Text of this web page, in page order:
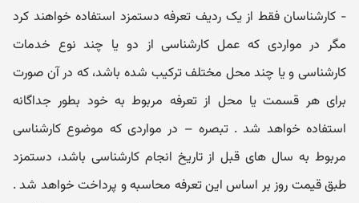
- کارشناسان فقط از یک ردیف تعرفه دستمزد استفاده خواهند کرد
مگر در مواردی که عمل کارشناسی از دو یا چند نوع خدمات
کارشناسی و یا چند محل مختلف ترکیب شده باشد، که در آن صورت
برای هر قسمت یا محل از تعرفه مربوط به خود بطور جداگانه
استفاده خواهد شد . تبصره – در مواردی که موضوع کارشناسی
مربوط به سال های قبل از تاریخ انجام کارشناسی باشد، دستمزد
طبق قیمت روز بر اساس این تعرفه محاسبه و پرداخت خواهد شد .